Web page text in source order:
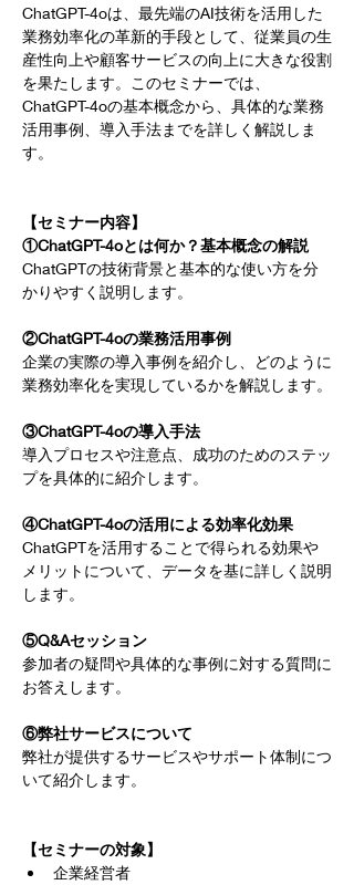
ChatGPT-4oは、最先端のAI技術を活用した
業務効率化の革新的手段として、従業員の生
産性向上や顧客サービスの向上に大きな役割
を果たします。このセミナーでは、
ChatGPT-4oの基本概念から、具体的な業務
活用事例、導入手法までを詳しく解説しま
す。
【セミナー内容】
①ChatGPT-4oとは何か？基本概念の解説
ChatGPTの技術背景と基本的な使い方を分
かりやすく説明します。
②ChatGPT-4oの業務活用事例
企業の実際の導入事例を紹介し、どのように
業務効率化を実現しているかを解説します。
③ChatGPT-4oの導入手法
導入プロセスや注意点、成功のためのステッ
プを具体的に紹介します。
④ChatGPT-4oの活用による効率化効果
ChatGPTを活用することで得られる効果や
メリットについて、データを基に詳しく説明
します。
⑤Q&Aセッション
参加者の疑問や具体的な事例に対する質問に
お答えします。
⑥弊社サービスについて
弊社が提供するサービスやサポート体制につ
いて紹介します。
【セミナーの対象】
企業経営者